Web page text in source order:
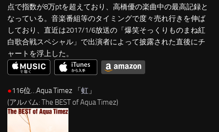
点で指数が8万ptを超えており、高橋優の楽曲中の最高記録と
なっている。音楽番組等のタイミングで度々売れ行きを伸ば
しており、直近は2017/1/6放送の「爆笑そっくりものまね紅
白歌合戦スペシャル」で出演者によって披露された直後にチ
ャートを浮上した。
●116位…Aqua Timez 「虹 」
(アルバム: The BEST of Aqua Timez)